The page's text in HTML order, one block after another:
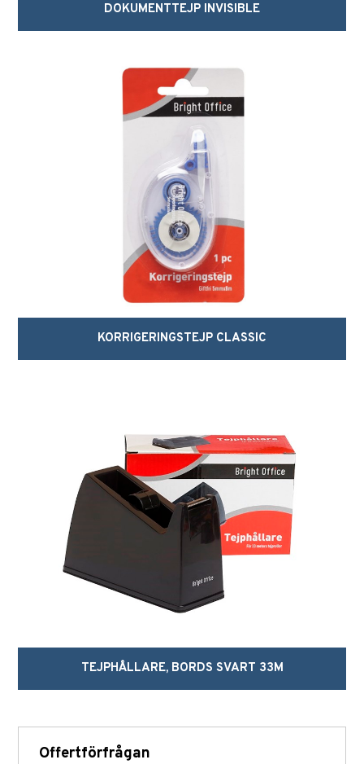
DOKUMENTTEJP INVISIBLE
KORRIGERINGSTEJP CLASSIC
TEJPHÅLLARE, BORDS SVART 33M
Offertförfrågan